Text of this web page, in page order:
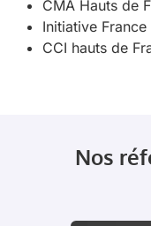
CMA Hauts de
Initiative France
CCI hauts de
Nos